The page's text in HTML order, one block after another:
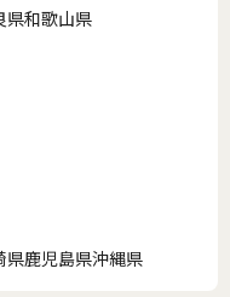
県和歌山県
県鹿児島県沖縄県